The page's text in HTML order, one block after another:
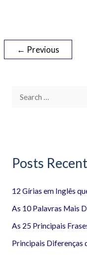
← Previous
u
s
a
r
Posts
12 Gírias em Inglês
As 10 Palavras Mais
As 25 Principais
Principais Diferenças